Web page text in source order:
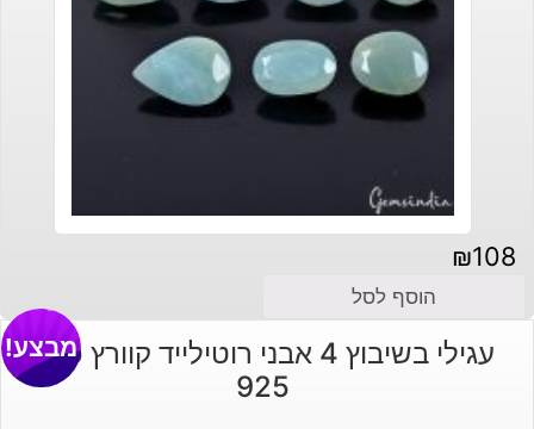
₪108
הוסף לסל
עגילי בשיבוץ 4 אבני רוטילייד קוורץ כסף
925
מבצע!